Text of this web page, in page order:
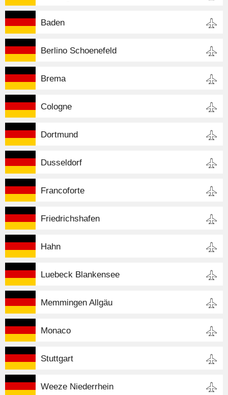
Baden
Berlino Schoenefeld
Brema
Cologne
Dortmund
Dusseldorf
Francoforte
Friedrichshafen
Hahn
Luebeck Blankensee
Memmingen Allgäu
Monaco
Stuttgart
Weeze Niederrhein